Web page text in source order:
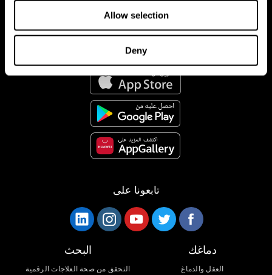
Allow selection
Denyتطبيق CogniFit
تابعونا على
دماغك
العقل والدماغ
البحث
التحقق من صحة العلاجات الرقمية